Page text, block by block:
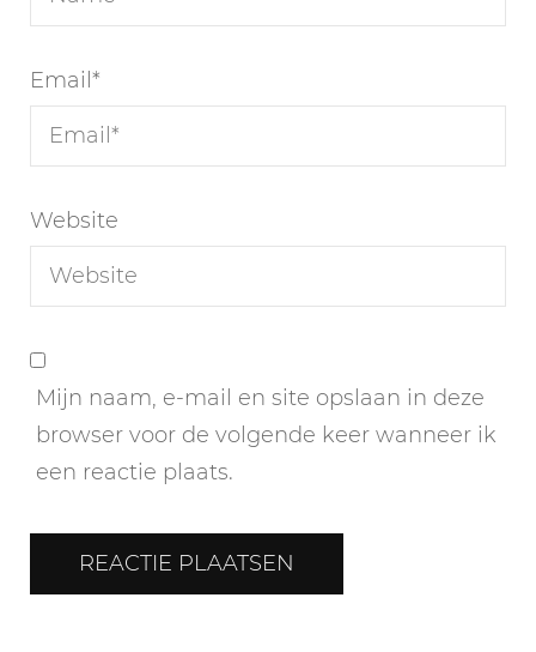
Email *
Website
Mijn naam, e-mail en site opslaan in deze
browser voor de volgende keer wanneer ik
een reactie plaats.